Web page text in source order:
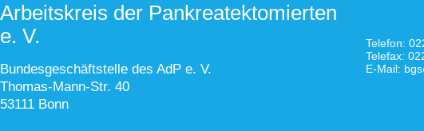
Arbeitskreis der Pankreatektomierten
e. V.
Bundesgeschäftstelle des AdP e. V.
Thomas-Mann-Str. 40
53111 Bonn
Telefon:
Telefax:
E-Mail: